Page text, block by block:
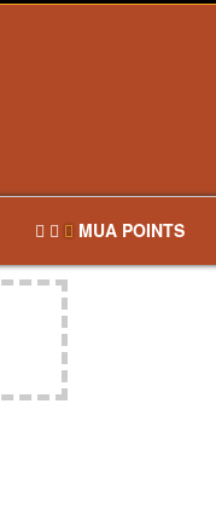
MUA POINTS